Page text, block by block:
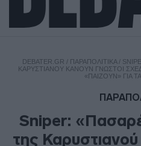
DEBATER.GR / ΠΑΡΑΠΟΛΙΤΙΚΑ/
ΚΑΡΥΣΤΙΑΝΟΎ ΚΆΝΟΥΝ ΓΝΩΣΤΟΊ
«ΠΑΊΖΟΥΝ» ΓΙΑ
Sniper:
της